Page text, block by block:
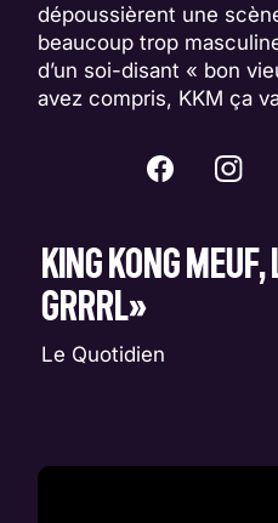
dépoussièrent une
beaucoup trop
d’un soi-disant « bon
avez compris, KKM ça
KING KONG
GRRRL»
Le Quotidien